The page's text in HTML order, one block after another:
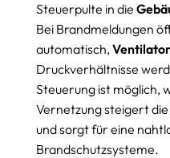
Steuerpulte in die
Bei Brandmeldungen
automatisch,
Druckverhältnisse
Steuerung ist möglich,
Vernetzung steigert
und sorgt für eine
Brandschutzsysteme.